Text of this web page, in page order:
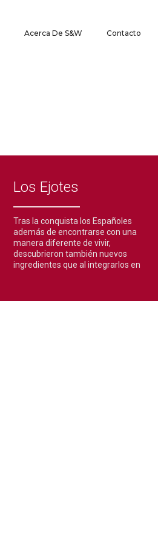
Acerca De S&W Contacto
Los Ejotes
Tras la conquista los Españoles
además de encontrarse con una
manera diferente de vivir,
descubrieron también nuevos
ingredientes que al integrarlos en